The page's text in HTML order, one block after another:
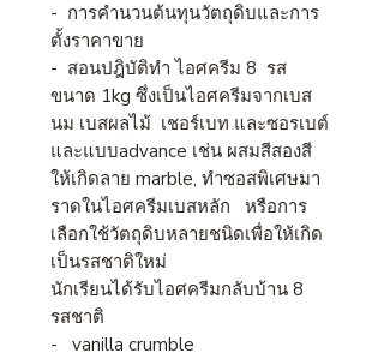
- การคำนวนต้นทุนวัตถุดิบและการ
ตั้งราคาขาย
- สอนปฎิบัติทำ ไอศครีม 8 รส
ขนาด 1kg ซึ่งเป็นไอศครีมจากเบส
นม เบสผลไม้ เชอร์เบท และซอรเบต์
และแบบadvance เช่น ผสมสีสองสี
ให้เกิดลาย marble, ทำซอสพิเศษมา
ราดในไอศครีมเบสหลัก หรือการ
เลือกใช้วัตถุดิบหลายชนิดเพื่อให้เกิด
เป็นรสชาติใหม่
นักเรียนได้รับไอศครีมกลับบ้าน 8
รสชาติ
- vanilla crumble